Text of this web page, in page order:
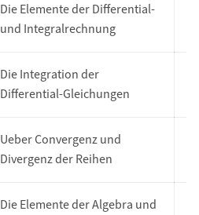
Die Elemente der Differential-
und Integralrechnung
Die Integration der
Differential-Gleichungen
Ueber Convergenz und
Divergenz der Reihen
Die Elemente der Algebra und